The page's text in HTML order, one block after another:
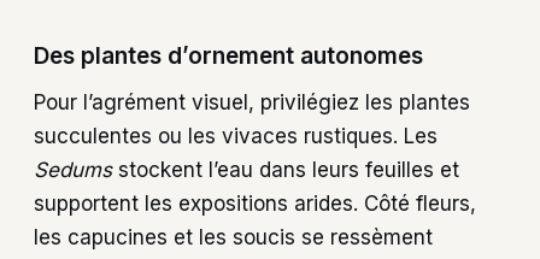
Des plantes d’ornement autonomes
Pour l’agrément visuel, privilégiez les plantes
succulentes ou les vivaces rustiques. Les
Sedumsstockent l’eau dans leurs feuilles et
supportent les expositions arides. Côté fleurs,
les capucines et les soucis se ressèment